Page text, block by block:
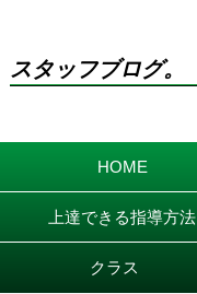
スタッフブログ。
HOME
上達できる指導方法
クラス